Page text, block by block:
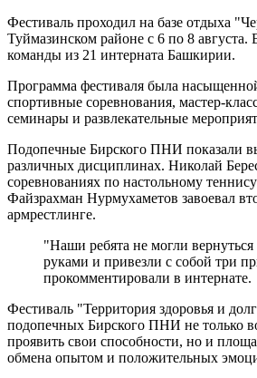
Фестиваль проходил на базе отдыха
Туймазинском районе с 6 по 8
команды из 21 интерната Башкирии.
Программа фестиваля была
спортивные соревнования, мастер-
семинары и развлекательные
Подопечные Бирского ПНИ показали
различных дисциплинах. Николай
соревнованиях по настольному
Файзрахман Нурмухаметов завоевал
армрестлинге.
"Наши ребята не могли
руками и привезли с собой три
прокомментировали в интернате.
Фестиваль "Территория здоровья и
подопечных Бирского ПНИ не только
проявить свои способности, но и
обмена опытом и положительных